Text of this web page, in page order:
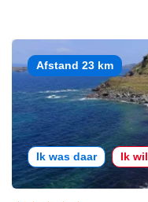
Afstand 23 km
Ik was daar Ik